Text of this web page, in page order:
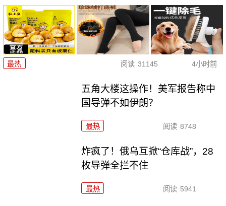
最热 阅读 31145 4小时前
五角大楼这操作！美军报告称中
国导弹不如伊朗？
最热 阅读 8748
炸疯了！俄乌互掀“仓库战”，28
枚导弹全拦不住
最热 阅读 5941